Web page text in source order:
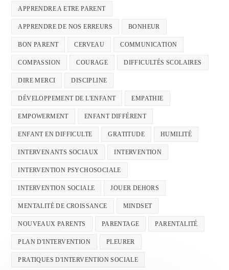
APPRENDRE A ETRE PARENT
APPRENDRE DE NOS ERREURS BONHEUR
BON PARENT CERVEAU COMMUNICATION
COMPASSION COURAGE DIFFICULTÉS SCOLAIRES
DIRE MERCI DISCIPLINE
DÉVELOPPEMENT DE L'ENFANT EMPATHIE
EMPOWERMENT ENFANT DIFFÉRENT
ENFANT EN DIFFICULTE GRATITUDE HUMILITÉ
INTERVENANTS SOCIAUX INTERVENTION
INTERVENTION PSYCHOSOCIALE
INTERVENTION SOCIALE JOUER DEHORS
MENTALITÉ DE CROISSANCE MINDSET
NOUVEAUX PARENTS PARENTAGE PARENTALITÉ
PLAN D'INTERVENTION PLEURER
PRATIQUES D'INTERVENTION SOCIALE